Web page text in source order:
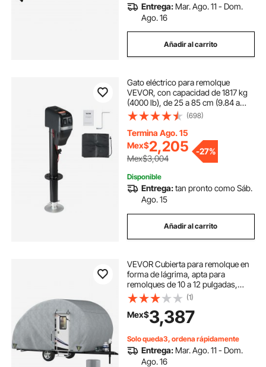
Entrega: Mar. Ago. 11 - Dom.
Ago. 16
Añadir al carrito
Gato eléctrico para remolque
VEVOR, con capacidad de 1817 kg
(4000 lb), de 25 a 85 cm (9.84 a
33.85 pulgadas) y cubierta
impermeable para levantar
remolques de autocaravanas,
remolques para caballos,
remolques utilitarios y remolques
para yates.
(698)
Termina Ago. 15
Mex$2,205
Mex$3,004
-27%
Disponible
Entrega:tan pronto como Sáb.
Ago. 15
Añadir al carrito
VEVOR Cubierta para remolque en
forma de lágrima, apta para
remolques de 10 a 12 pulgadas,
cubierta para caravana de 4 capas
no tejida mejorada, cubierta para
remolque de viaje impermeable a
prueba de rayos UV con 2 correas a
prueba de viento y 1 bolsa de
almacenamiento
(1)
Mex$3,387
Solo queda3, ordena rápidamente
Entrega: Mar. Ago. 11 - Dom.
Ago. 16